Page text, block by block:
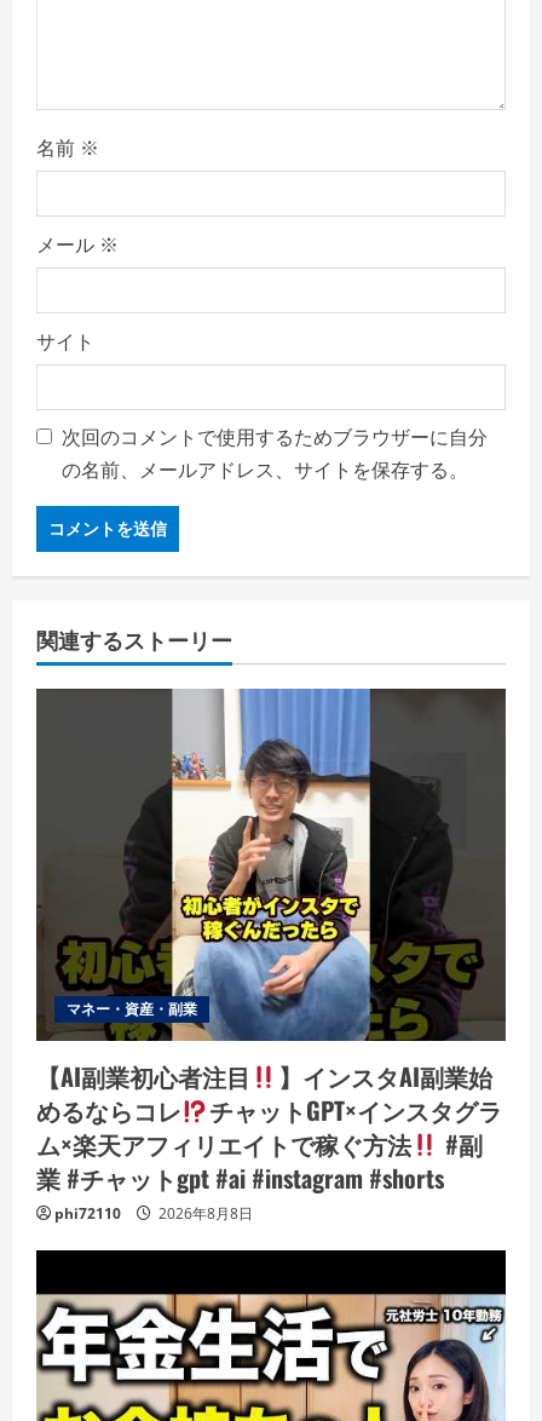
名前 ※
メール ※
サイト
次回のコメントで使用するためブラウザーに自分
の名前、メールアドレス、サイトを保存する。
関連するストーリー
マネー・資産・副業
【AI副業初心者注目
】インスタAI副業始
めるならコレ
チャットGPT×インスタグラ
ム×楽天アフィリエイトで稼ぐ方法
#副
業 #チャットgpt #ai #instagram #shorts
phi72110 2026年8月8日